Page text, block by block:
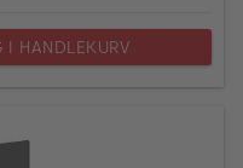
I HANDLEKURV